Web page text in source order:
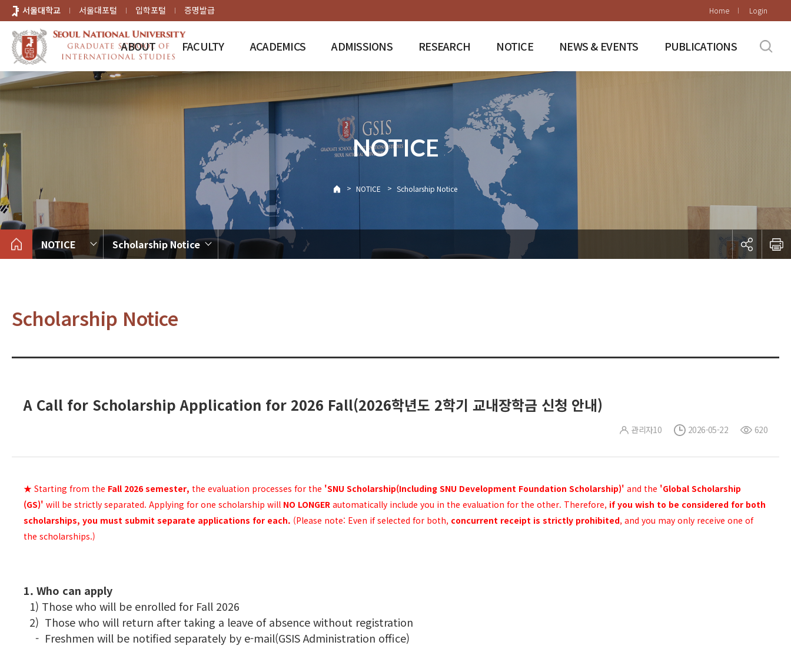
바로가기
메뉴
서울대학교 서울대포털 입학포털 증명발급 Home Login
ABOUT FACULTY ACADEMICS ADMISSIONS RESEARCH NOTICE NEWS & EVENTS PUBLICATIONS
NOTICE
> NOTICE > Scholarship Notice
NOTICE Scholarship Notice
Scholarship Notice
A Call for Scholarship Application for 2026 Fall(2026학년도 2학기 교내장학금 신청 안내)
관리자10 2026-05-22 620
★ Starting from the Fall 2026 semester, the evaluation processes for the 'SNU Scholarship(Including SNU Development Foundation Scholarship)' and the 'Global Scholarship
(GS)' will be strictly separated. Applying for one scholarship will NO LONGER automatically include you in the evaluation for the other. Therefore, if you wish to be considered for both
scholarships, you must submit separate applications for each. (Please note: Even if selected for both, concurrent receipt is strictly prohibited, and you may only receive one of
the scholarships.)
1. Who can apply
1) Those who will be enrolled for Fall 2026
2) Those who will return after taking a leave of absence without registration
- Freshmen will be notified separately by e-mail(GSIS Administration office)